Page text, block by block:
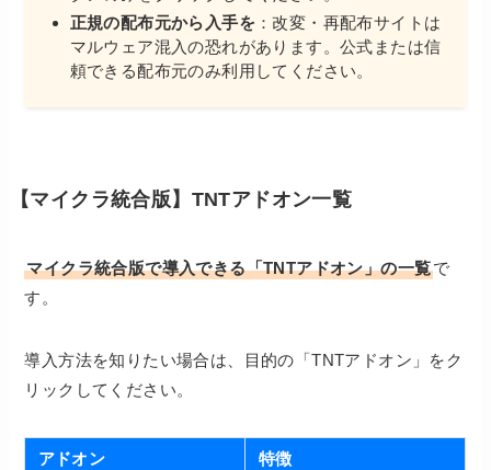
正規の配布元から入手を ：改変・再配布サイトは
マルウェア混入の恐れがあります。公式または信
頼できる配布元のみ利用してください。
【マイクラ統合版】TNTアドオン一覧
マイクラ統合版で導入できる「TNTアドオン」の一覧で
す。
導入方法を知りたい場合は、目的の「TNTアドオン」をク
リックしてください。
アドオン 特徴